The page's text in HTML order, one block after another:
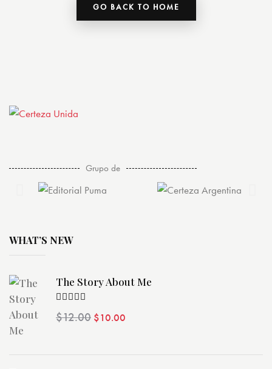
GO BACK TO HOME
Grupo de
WHAT’S NEW
The Story About Me
Valorado
con4.00
$12.00 $10.00